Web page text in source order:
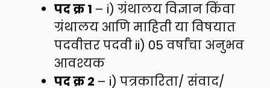
पद क्र 1 – i) ग्रंथालय विज्ञान किंवा
ग्रंथालय आणि माहिती या विषयात
पदवीत्तर पदवी ii) 05 वर्षांचा अनुभव
आवश्यक
पद क्र 2 – i) पत्रकारिता/ संवाद/